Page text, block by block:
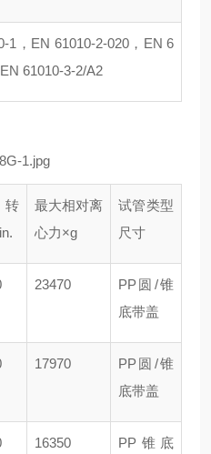
1，EN 61010-2-020，EN 6
61010-3-2/A2
最大相对离
心力×g
试管类型
尺寸
23470
PP圆/锥
底带盖
17970
PP圆/锥
底带盖
16350
PP锥底